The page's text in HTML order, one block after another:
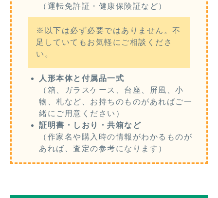
（運転免許証・健康保険証など）
※以下は必ず必要ではありません。不
足していてもお気軽にご相談くださ
い。
人形本体と付属品一式
（箱、ガラスケース、台座、屏風、小
物、札など、お持ちのものがあればご一
緒にご用意ください）
証明書・しおり・共箱など
（作家名や購入時の情報がわかるものが
あれば、査定の参考になります）